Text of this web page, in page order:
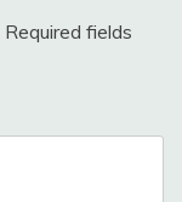
Required fields